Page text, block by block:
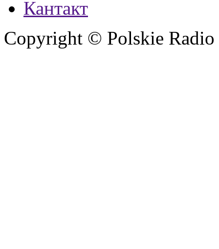
Кантакт
Copyright © Polskie